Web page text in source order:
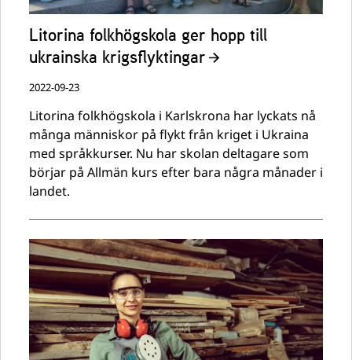
Litorina folkhögskola ger hopp till
ukrainska krigsflyktingar
2022-09-23
Litorina folkhögskola i Karlskrona har lyckats nå
många människor på flykt från kriget i Ukraina
med språkkurser. Nu har skolan deltagare som
börjar på Allmän kurs efter bara några månader i
landet.